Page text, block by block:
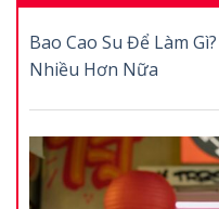
Bao Cao Su Để Làm
Nhiều Hơn Nữa